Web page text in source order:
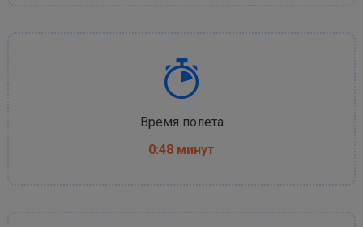
Время полета
0:48 минут